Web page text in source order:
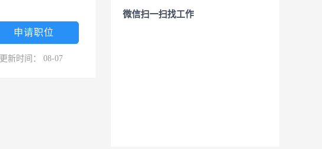
申请职位
更新时间： 08-07
微信扫一扫找工作